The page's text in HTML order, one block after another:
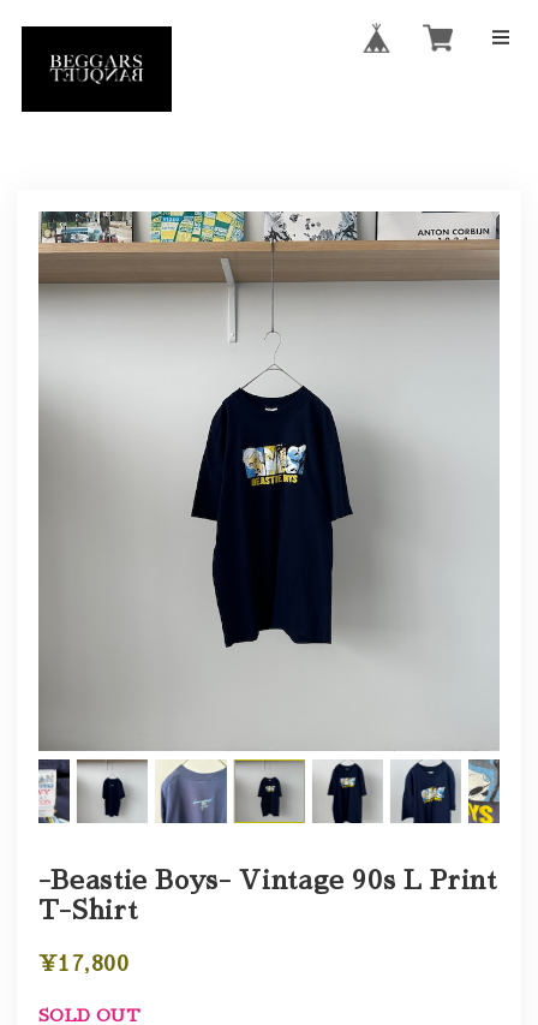
-Beastie Boys- Vintage 90s L Print
T-Shirt
¥17,800
SOLD OUT